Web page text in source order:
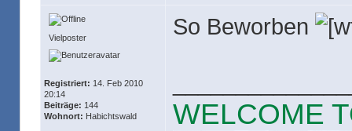
Vielposter
Registriert: 14. Feb 2010
20:14
Beiträge: 144
Wohnort: Habichtswald
So Beworben
WELCOME